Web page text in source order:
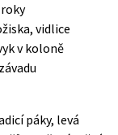
vidlice
v koloně
páky, levá